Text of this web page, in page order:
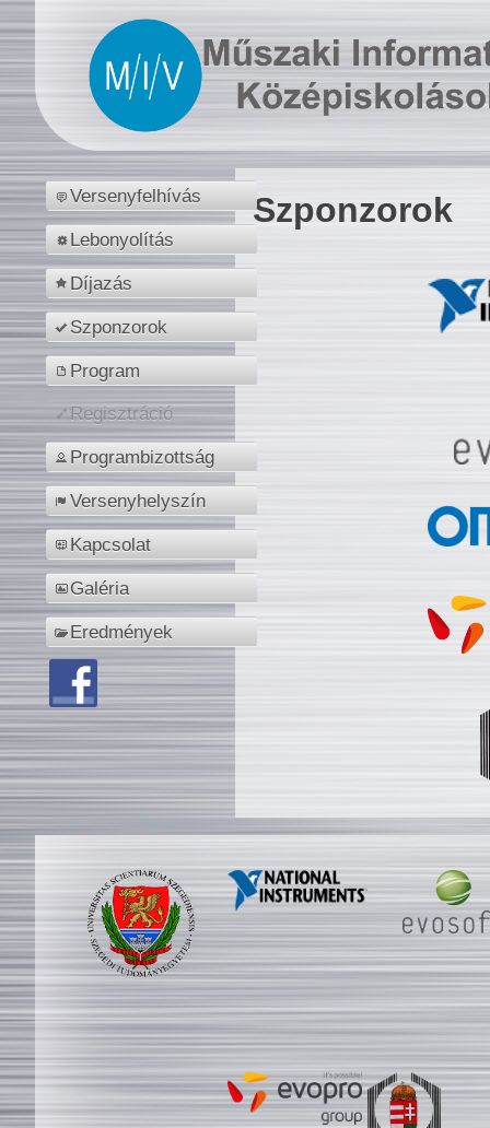
Versenyfelhívás
Lebonyolítás
Díjazás
Szponzorok
Program
Regisztráció
Programbizottság
Versenyhelyszín
Kapcsolat
Galéria
Eredmények
Szponzorok